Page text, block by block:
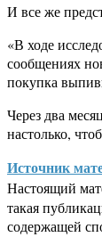
И все же
«В ходе
сообщениях
покупка
Через два
настолько,
Источник
Настоящий
такая
содержащей